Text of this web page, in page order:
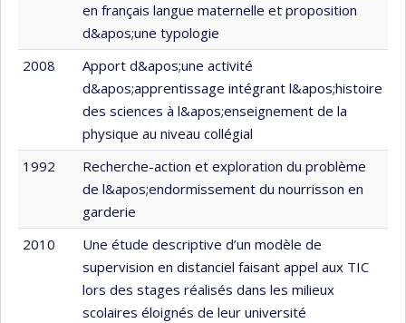
en français langue maternelle et proposition
d&apos;une typologie
2008
Apport d&apos;une activité
d&apos;apprentissage intégrant l&apos;histoire
des sciences à l&apos;enseignement de la
physique au niveau collégial
1992
Recherche-action et exploration du problème
de l&apos;endormissement du nourrisson en
garderie
2010
Une étude descriptive d’un modèle de
supervision en distanciel faisant appel aux TIC
lors des stages réalisés dans les milieux
scolaires éloignés de leur université